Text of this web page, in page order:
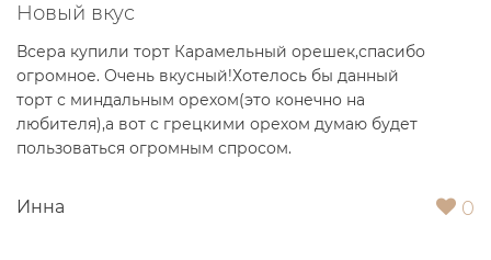
Новый вкус
Всера купили торт Карамельный орешек,спасибо
огромное. Очень вкусный!Хотелось бы данный
торт с миндальным орехом(это конечно на
любителя),а вот с грецкими орехом думаю будет
пользоваться огромным спросом.
Инна 0